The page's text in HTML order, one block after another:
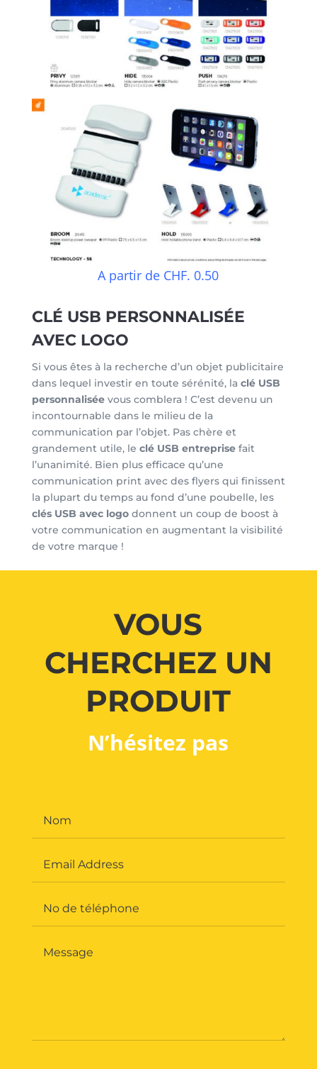
A partir de CHF. 0.50
CLÉ USB PERSONNALISÉE
AVEC LOGO
Si vous êtes à la recherche d’un objet publicitaire
dans lequel investir en toute sérénité, la clé USB
personnalisée vous comblera ! C’est devenu un
incontournable dans le milieu de la
communication par l’objet. Pas chère et
grandement utile, le clé USB entreprisefait
l’unanimité. Bien plus efficace qu’une
communication print avec des flyers qui finissent
la plupart du temps au fond d’une poubelle, les
clés USB avec logodonnent un coup de boost à
votre communication en augmentant la visibilité
de votre marque !
VOUS
CHERCHEZ UN
PRODUIT
N’hésitez pas